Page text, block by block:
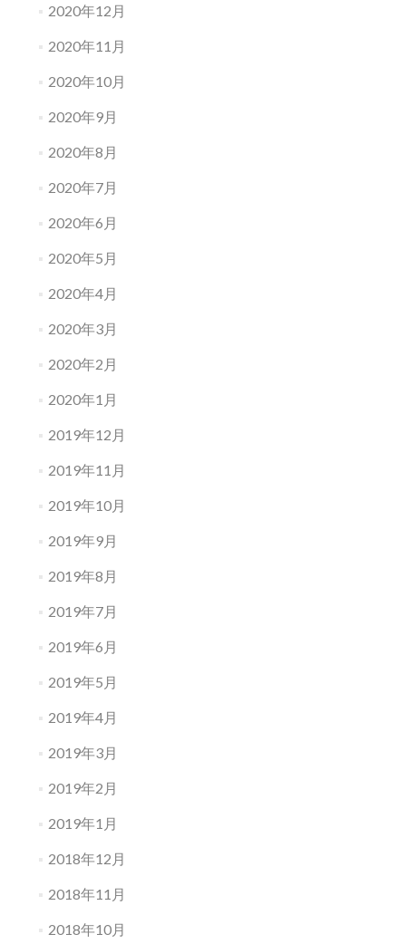
2020年12月
2020年11月
2020年10月
2020年9月
2020年8月
2020年7月
2020年6月
2020年5月
2020年4月
2020年3月
2020年2月
2020年1月
2019年12月
2019年11月
2019年10月
2019年9月
2019年8月
2019年7月
2019年6月
2019年5月
2019年4月
2019年3月
2019年2月
2019年1月
2018年12月
2018年11月
2018年10月